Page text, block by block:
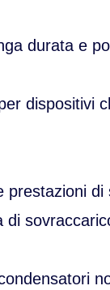
durata e
dispositivi
di